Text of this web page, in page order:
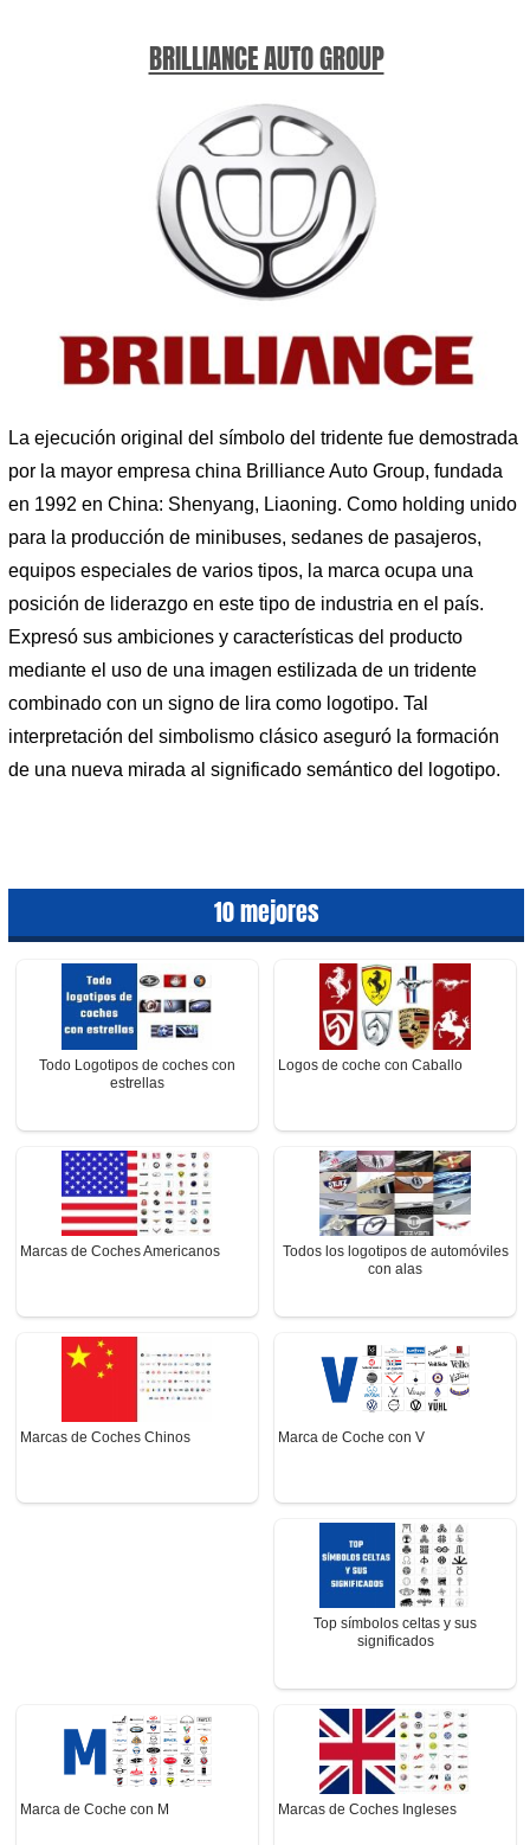
BRILLIANCE AUTO GROUP
La ejecución original del símbolo del tridente fue demostrada
por la mayor empresa china Brilliance Auto Group, fundada
en 1992 en China: Shenyang, Liaoning. Como holding unido
para la producción de minibuses, sedanes de pasajeros,
equipos especiales de varios tipos, la marca ocupa una
posición de liderazgo en este tipo de industria en el país.
Expresó sus ambiciones y características del producto
mediante el uso de una imagen estilizada de un tridente
combinado con un signo de lira como logotipo. Tal
interpretación del simbolismo clásico aseguró la formación
de una nueva mirada al significado semántico del logotipo.
10 mejores
Todo Logotipos de coches con
estrellas
Logos de coche con Caballo
Marcas de Coches Americanos
Todos los logotipos de automóviles
con alas
Marcas de Coches Chinos Marca de Coche con V
Top símbolos celtas y sus
significados
Marca de Coche con M Marcas de Coches Ingleses